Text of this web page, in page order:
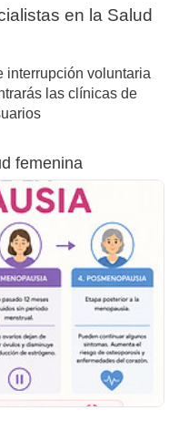
en la Salud
interrupción voluntaria
las clínicas de
femenina